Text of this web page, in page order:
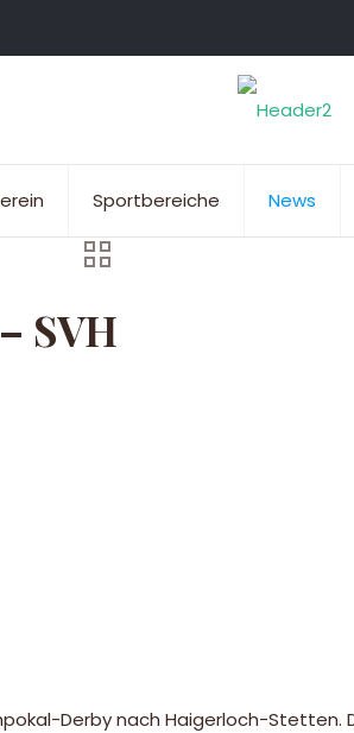
Sportbereiche News
SVH
Derby nach Haigerloch-